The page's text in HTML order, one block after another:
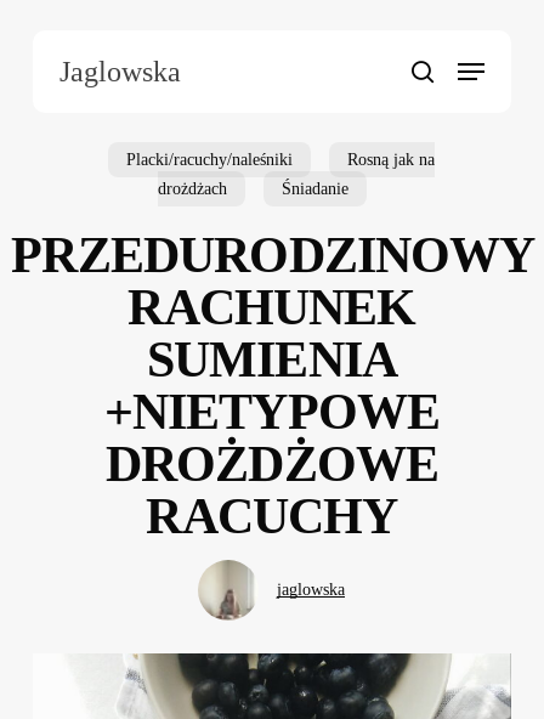
Jaglowska search
Menu
Placki/racuchy/naleśniki
Rosną jak na
drożdżach
Śniadanie
PRZEDURODZINOWY
RACHUNEK
SUMIENIA
+NIETYPOWE
DROŻDŻOWE
RACUCHY
jaglowska